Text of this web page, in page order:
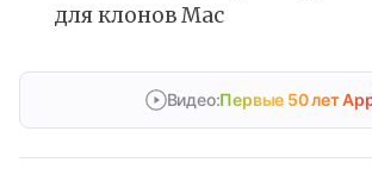
для клонов Mac
Видео:Первые 50 лет